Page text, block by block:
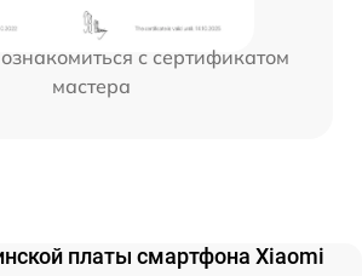
с сертификатом
мастера
платы смартфона Xiaomi